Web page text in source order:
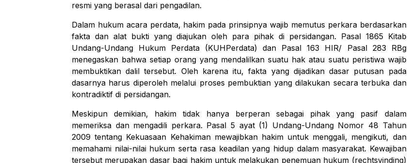
resmi yang berasal dari pengadilan.
Dalam hukum acara perdata, hakim pada prinsipnya wajib memutus perkara berdasarkan
fakta dan alat bukti yang diajukan oleh para pihak di persidangan. Pasal 1865 Kitab
Undang-Undang Hukum Perdata (KUHPerdata) dan Pasal 163 HIR/ Pasal 283 RBg
menegaskan bahwa setiap orang yang mendalilkan suatu hak atau suatu peristiwa wajib
membuktikan dalil tersebut. Oleh karena itu, fakta yang dijadikan dasar putusan pada
dasarnya harus diperoleh melalui proses pembuktian yang dilakukan secara terbuka dan
kontradiktif di persidangan.
Meskipun demikian, hakim tidak hanya berperan sebagai pihak yang pasif dalam
memeriksa dan mengadili perkara. Pasal 5 ayat (1) Undang-Undang Nomor 48 Tahun
2009 tentang Kekuasaan Kehakiman mewajibkan hakim untuk menggali, mengikuti, dan
memahami nilai-nilai hukum serta rasa keadilan yang hidup dalam masyarakat. Kewajiban
tersebut merupakan dasar bagi hakim untuk melakukan penemuan hukum (rechtsvinding)